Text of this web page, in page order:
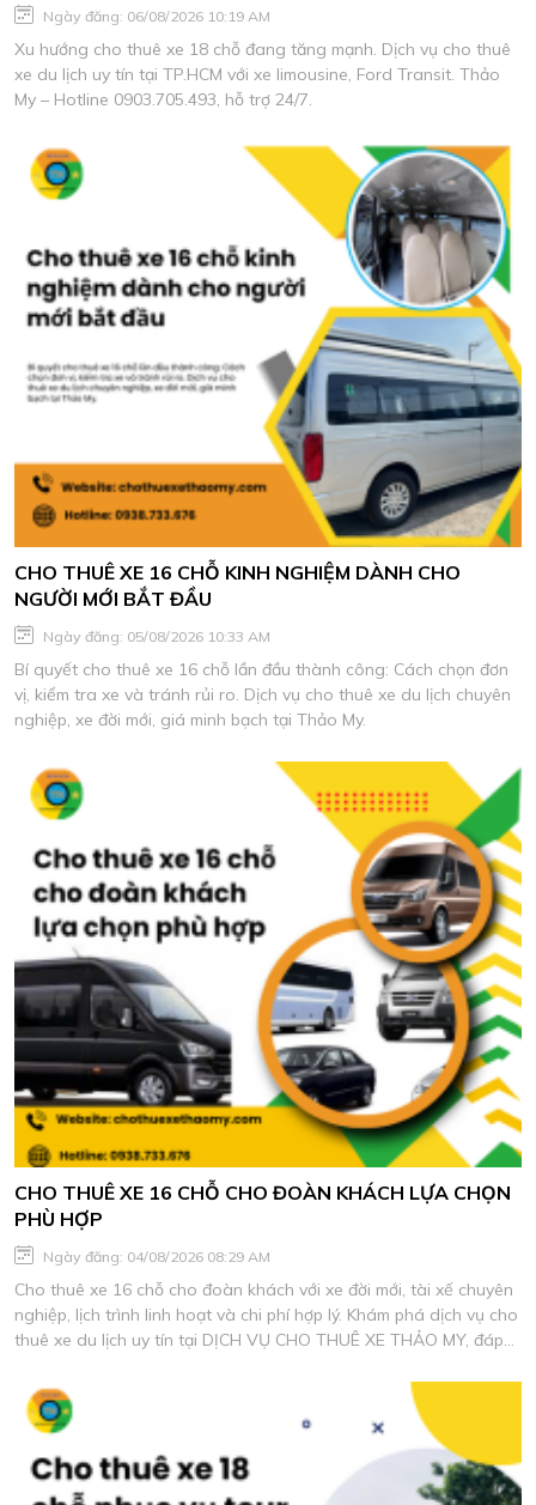
Ngày đăng: 06/08/2026 10:19 AM
Xu hướng cho thuê xe 18 chỗ đang tăng mạnh. Dịch vụ cho thuê
xe du lịch uy tín tại TP.HCM với xe limousine, Ford Transit. Thảo
My – Hotline 0903.705.493, hỗ trợ 24/7.
CHO THUÊ XE 16 CHỖ KINH NGHIỆM DÀNH CHO
NGƯỜI MỚI BẮT ĐẦU
Ngày đăng: 05/08/2026 10:33 AM
Bí quyết cho thuê xe 16 chỗ lần đầu thành công: Cách chọn đơn
vị, kiểm tra xe và tránh rủi ro. Dịch vụ cho thuê xe du lịch chuyên
nghiệp, xe đời mới, giá minh bạch tại Thảo My.
CHO THUÊ XE 16 CHỖ CHO ĐOÀN KHÁCH LỰA CHỌN
PHÙ HỢP
Ngày đăng: 04/08/2026 08:29 AM
Cho thuê xe 16 chỗ cho đoàn khách với xe đời mới, tài xế chuyên
nghiệp, lịch trình linh hoạt và chi phí hợp lý. Khám phá dịch vụ cho
thuê xe du lịch uy tín tại DỊCH VỤ CHO THUÊ XE THẢO MY, đáp